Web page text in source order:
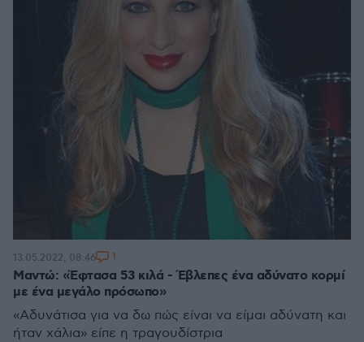
Μαντώ: «Έφτασα 53 κιλά - Έβλεπες ένα αδύνατο κορμί
με ένα μεγάλο πρόσωπο»
«Αδυνάτισα για να δω πώς είναι να είμαι αδύνατη και
ήταν χάλια» είπε η τραγουδίστρια
13.05.2022, 08:46 1